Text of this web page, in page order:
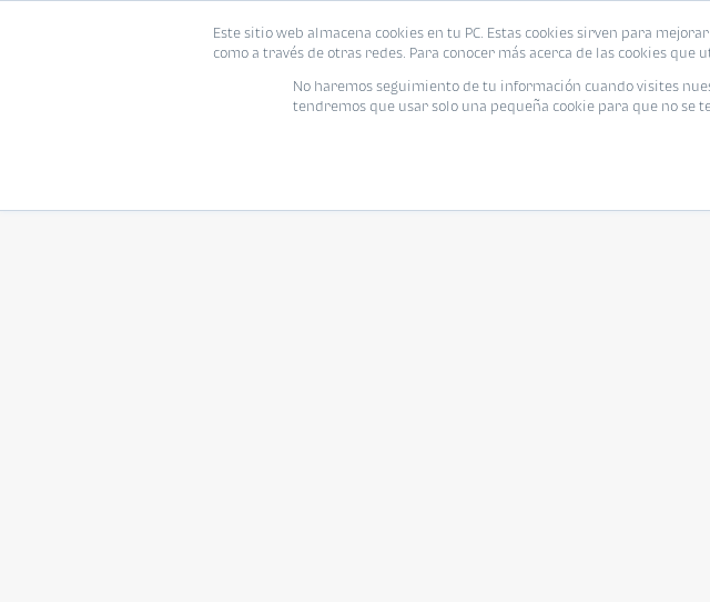
Este sitio web almacena cookies en tu PC. Estas cookies sirven para
como a través de otras redes. Para conocer más acerca de las cookies
No haremos seguimiento de tu información cuando visites
tendremos que usar solo una pequeña cookie para que no se